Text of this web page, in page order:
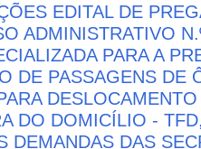
EDITAL DE
ADMINISTRATIVO
PARA A
DE PASSAGENS DE
DO DOMICÍLIO -
DEMANDAS DAS